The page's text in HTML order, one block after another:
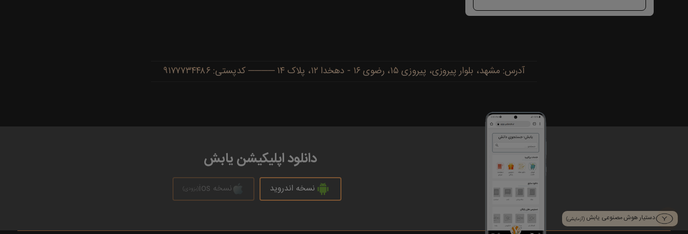
دستیار هوش مصنوعی یابش (آزمایشی)
آدرس: مشهد، بلوار پیروزی، پیروزی ۱۵، رضوی ۱۶ - دهخدا ۱۲، پلاک ۱۴ ──── کدپستی: ۹۱۷۷۷۳۴۴۸۶
دانلود اپلیکیشن یابش
نسخه اندروید نسخه ios (بزودی)